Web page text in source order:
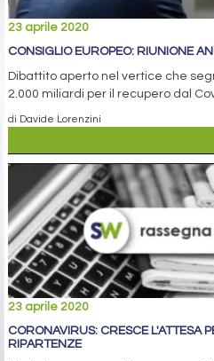
23 aprile 2020
CONSIGLIO EUROPEO: RIUNIONE
Dibattito aperto nel vertice che
2.000 miliardi per il recupero dal
di Davide Lorenzini
23 aprile 2020
CORONAVIRUS: CRESCE L'ATTESA
RIPARTENZE